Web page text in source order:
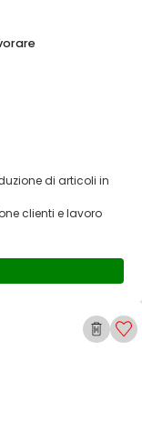
di articoli in
clienti e lavoro